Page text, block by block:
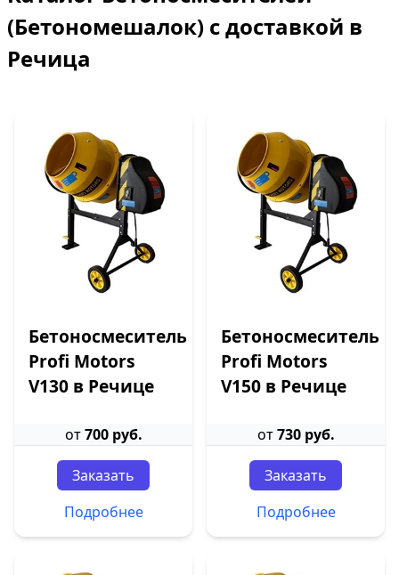
(Бетономешалок) с доставкой в
Речица
Бетоносмеситель
Profi Motors
V130 в Речице
от700 руб.
Заказать
Подробнее
Бетоносмеситель
Profi Motors
V150 в Речице
от730 руб.
Заказать
Подробнее